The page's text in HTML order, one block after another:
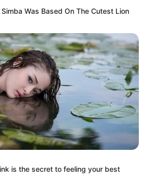
Pakai Bahan
10 Cara
Belanjaan
Was Based On The Cutest Lion
is the secret to feeling your best